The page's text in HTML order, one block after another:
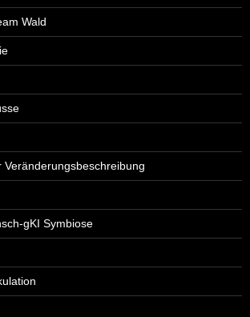
Wald
Veränderungsbeschreibung
gKI Symbiose